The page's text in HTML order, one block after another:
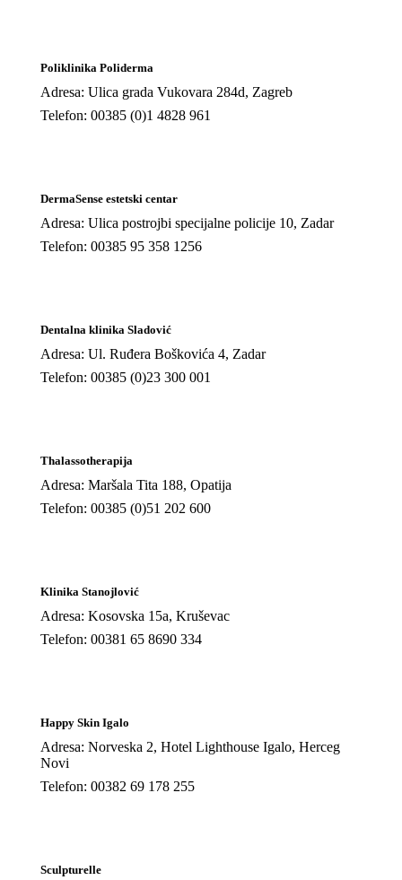
Poliklinika Poliderma
Adresa: Ulica grada Vukovara 284d, Zagreb
Telefon: 00385 (0)1 4828 961
DermaSense estetski centar
Adresa: Ulica postrojbi specijalne policije 10, Zadar
Telefon: 00385 95 358 1256
Dentalna klinika Sladović
Adresa: Ul. Ruđera Boškovića 4, Zadar
Telefon: 00385 (0)23 300 001
Thalassotherapija
Adresa: Maršala Tita 188, Opatija
Telefon: 00385 (0)51 202 600
Klinika Stanojlović
Adresa: Kosovska 15a, Kruševac
Telefon: 00381 65 8690 334
Happy Skin Igalo
Adresa: Norveska 2, Hotel Lighthouse Igalo, Herceg
Novi
Telefon: 00382 69 178 255
Sculpturelle